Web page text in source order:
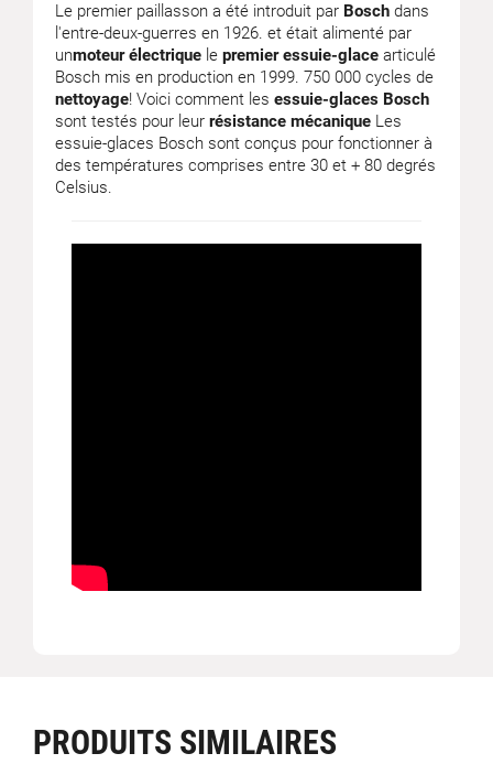
Le premier paillasson a été introduit par Bosch dans
l'entre-deux-guerres en 1926. et était alimenté par
unmoteur électrique le premier essuie-glace articulé
Bosch mis en production en 1999. 750 000 cycles de
nettoyage! Voici comment les essuie-glaces Bosch
sont testés pour leur résistance mécanique Les
essuie-glaces Bosch sont conçus pour fonctionner à
des températures comprises entre 30 et + 80 degrés
Celsius.
PRODUITS SIMILAIRES